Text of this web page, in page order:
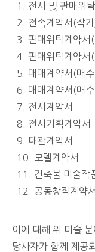
1. 전시 및 판매위
2. 전속계약서(작
3. 판매위탁계약서
4. 판매위탁계약서
5. 매매계약서(매
6. 매매계약서(매
7. 전시계약서
8. 전시기획계약서
9. 대관계약서
10. 모델계약서
11. 건축물 미술작
12. 공동창작계약서
이에 대해 위 미술
당사자가 함께 제공